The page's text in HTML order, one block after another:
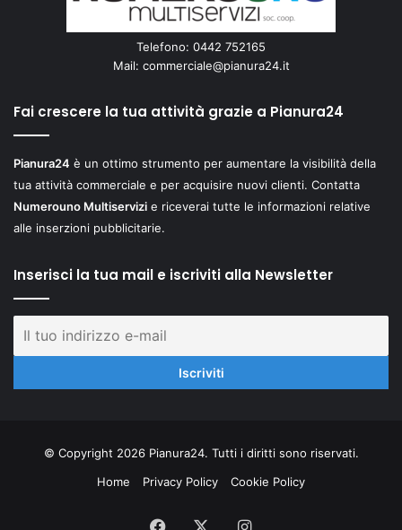
Telefono: 0442 752165
Mail: commerciale@pianura24.it
Fai crescere la tua attività grazie a Pianura24
Pianura24 è un ottimo strumento per aumentare la visibilità della
tua attività commerciale e per acquisire nuovi clienti. Contatta
Numerouno Multiservizi e riceverai tutte le informazioni relative
alle inserzioni pubblicitarie.
Inserisci la tua mail e iscriviti alla Newsletter
© Copyright 2026 Pianura24. Tutti i diritti sono riservati.
Home
Privacy Policy Cookie Policy
Facebook Instagram